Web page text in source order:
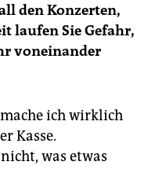
den Konzerten,
laufen Sie Gefahr,
voneinander
ich wirklich
Kasse.
was etwas